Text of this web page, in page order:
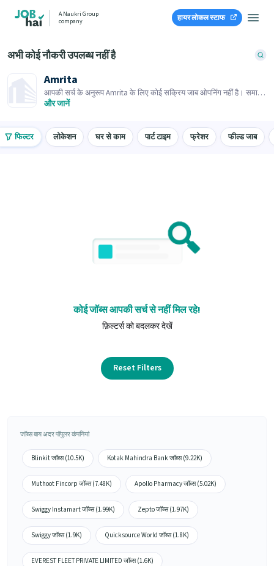
A Naukri Group
company
हायर लोकल स्टाफ
अभी कोई नौकरी उपलब्ध नहीं है
Amrita
आपकी सर्च के अनुरूप Amrita के लिए कोई सक्रिय जाब ओपनिंग नहीं है। समान
जाब ओपनिंग्स ब्राउज़ करें।
और जानें
फिल्टर लोकेशन घर से काम पार्ट टाइम फ्रेशर फील्ड जाब
कोई जॉब्स आपकी सर्च से नहीं मिल रहे!
फ़िल्टर्स को बदलकर देखें
Reset Filters
जॉब्स बाय अदर पॉपुलर कंपनियां
Blinkit जॉब्स (10.5K) Kotak Mahindra Bank जॉब्स (9.22K)
Muthoot Fincorp जॉब्स (7.48K) Apollo Pharmacy जॉब्स (5.02K)
Swiggy Instamart जॉब्स (1.99K) Zepto जॉब्स (1.97K)
Swiggy जॉब्स (1.9K) Quicksource World जॉब्स (1.8K)
EVEREST FLEET PRIVATE LIMITED जॉब्स (1.6K)